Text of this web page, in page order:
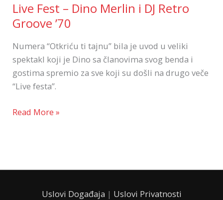
Live Fest – Dino Merlin i DJ Retro
Groove ’70
Numera “Otkriću ti tajnu” bila je uvod u veliki
spektakl koji je Dino sa članovima svog benda i
gostima spremio za sve koji su došli na drugo veče
“Live festa”.
Live
Fest
Dino
Merlin
i
DJ
Groove
Read More »
Uslovi Događaja | Uslovi Privatnosti